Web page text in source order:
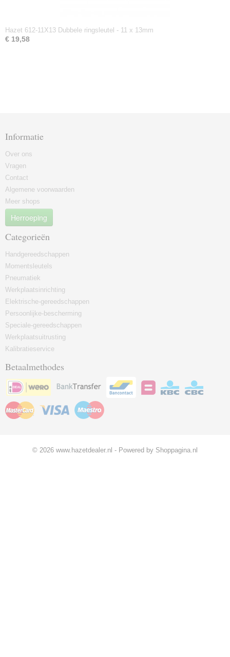
Hazet 612-11X13 Dubbele ringsleutel - 11 x 13mm
€ 19,58
Informatie
Over ons
Vragen
Contact
Algemene voorwaarden
Meer shops
Herroeping
Categorieën
Handgereedschappen
Momentsleutels
Pneumatiek
Werkplaatsinrichting
Elektrische-gereedschappen
Persoonlijke-bescherming
Speciale-gereedschappen
Werkplaatsuitrusting
Kalibratieservice
Betaalmethodes
© 2026 www.hazetdealer.nl - Powered by Shoppagina.nl